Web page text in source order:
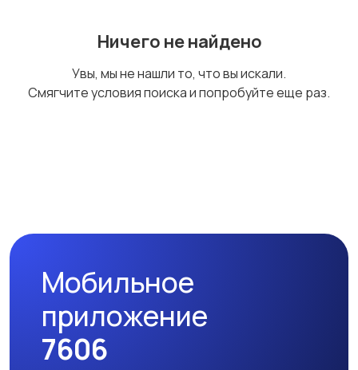
Ничего не найдено
Увы, мы не нашли то, что вы искали.
Смягчите условия поиска и попробуйте еще раз.
Мобильное
приложение
7606